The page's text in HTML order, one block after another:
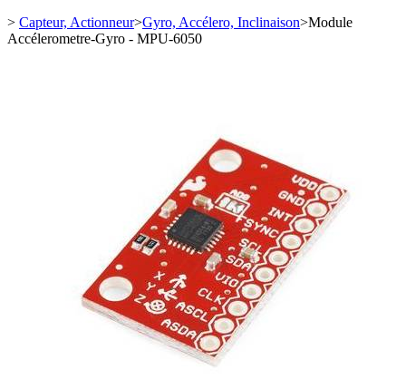
> Capteur, Actionneur>Gyro, Accélero, Inclinaison>Module
Accélerometre-Gyro - MPU-6050